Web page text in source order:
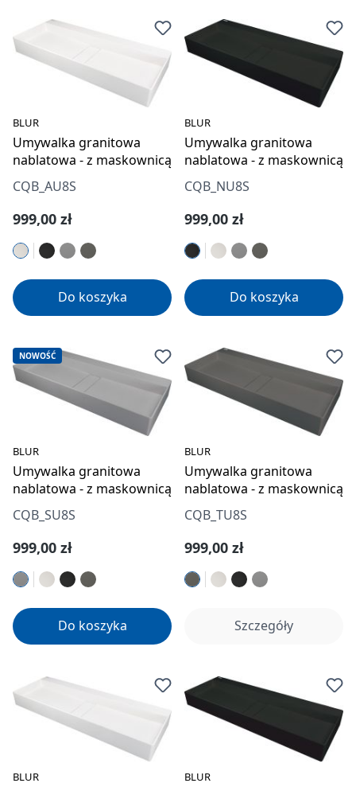
BLUR
Umywalka granitowa
nablatowa - z maskownicą
CQB_AU8S
Cena regularna:
999,00 zł
Do koszyka
BLUR
Umywalka granitowa
nablatowa - z maskownicą
CQB_NU8S
Cena regularna:
999,00 zł
Do koszyka
NOWOŚĆ
BLUR
Umywalka granitowa
nablatowa - z maskownicą
CQB_SU8S
Cena regularna:
999,00 zł
Do koszyka
BLUR
Umywalka granitowa
nablatowa - z maskownicą
CQB_TU8S
Cena regularna:
999,00 zł
Szczegóły
BLUR BLUR